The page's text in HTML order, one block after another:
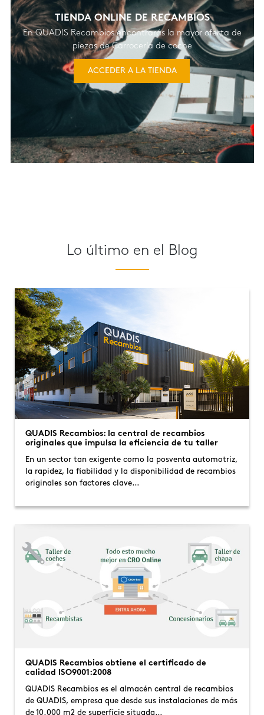
TIENDA ONLINE DE RECAMBIOS
En QUADIS Recambios encontrarás la mayor oferta de
piezas de Carrocería de coche
ACCEDER A LA TIENDA
Lo último en el Blog
QUADIS Recambios: la central de recambios
originales que impulsa la eficiencia de tu taller
En un sector tan exigente como la posventa automotriz,
la rapidez, la fiabilidad y la disponibilidad de recambios
originales son factores clave…
QUADIS Recambios obtiene el certificado de
calidad ISO9001:2008
QUADIS Recambios es el almacén central de recambios
de QUADIS, empresa que desde sus instalaciones de más
de 10.000 m2 de superfície situada…